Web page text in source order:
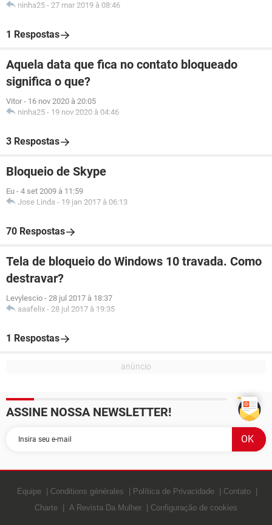
ninha25 - 27 mar 2019 à 08:46
1 Respostas
Aquela data que fica no contato bloqueado
significa o que?
Vitor - 16 nov 2020 à 20:05
ninha25 - 19 nov 2020 à 04:46
3 Respostas
Bloqueio de Skype
Eu - 4 set 2009 à 11:59
Jose Linda - 19 jan 2017 à 06:13
70 Respostas
Tela de bloqueio do Windows 10 travada. Como
destravar?
Levylescio - 28 jul 2017 à 18:37
aaafelix - 28 jul 2017 à 19:35
1 Respostas
ASSINE NOSSA NEWSLETTER!
Equipe Conditions générales Política de Privacidade
Contato
Charte
A Revista Da Mulher Configuração de cookies